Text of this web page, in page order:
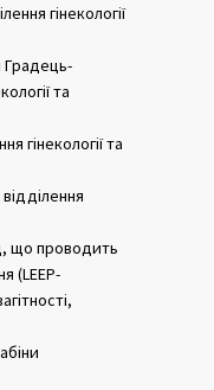
гінекології
Градець-
та
гінекології та
що проводить
(LEEP-